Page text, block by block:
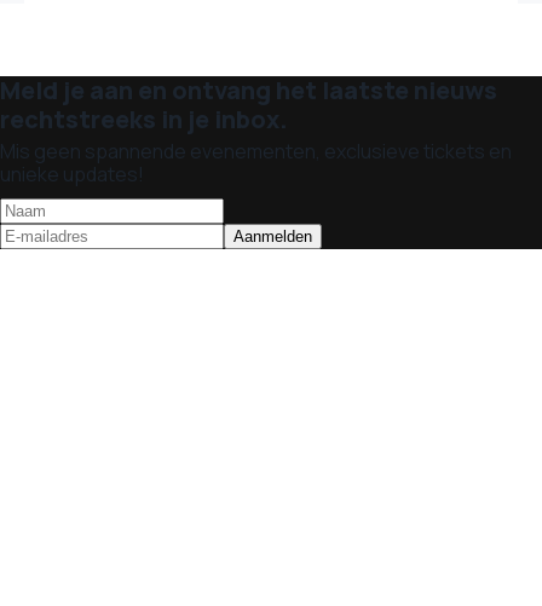
Meld je aan en ontvang het laatste nieuws
rechtstreeks in je inbox.
Mis geen spannende evenementen, exclusieve tickets en
unieke updates!